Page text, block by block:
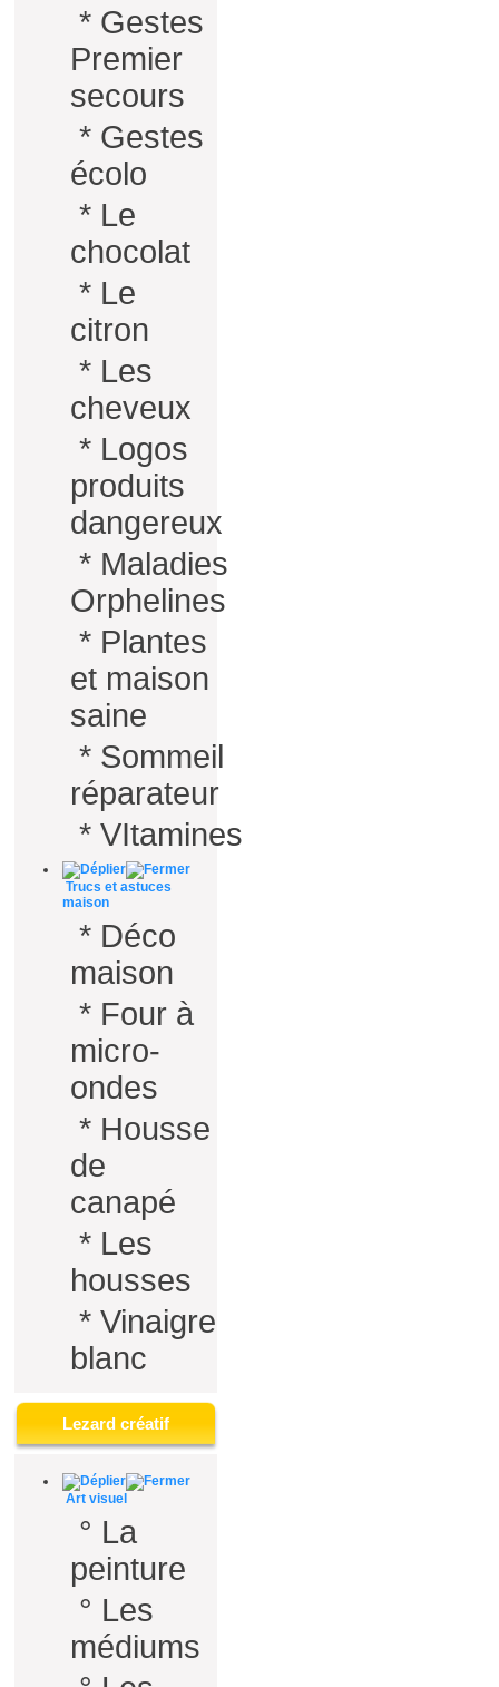
* Gestes
Premier
secours
* Gestes
écolo
* Le
chocolat
* Le
citron
* Les
cheveux
* Logos
produits
dangereux
* Maladies
Orphelines
* Plantes
et maison
saine
* Sommeil
réparateur
* VItamines
Trucs et astuces
maison
* Déco
maison
* Four à
micro-
ondes
* Housse
de
canapé
* Les
housses
* Vinaigre
blanc
Lezard créatif
Art visuel
° La
peinture
° Les
médiums